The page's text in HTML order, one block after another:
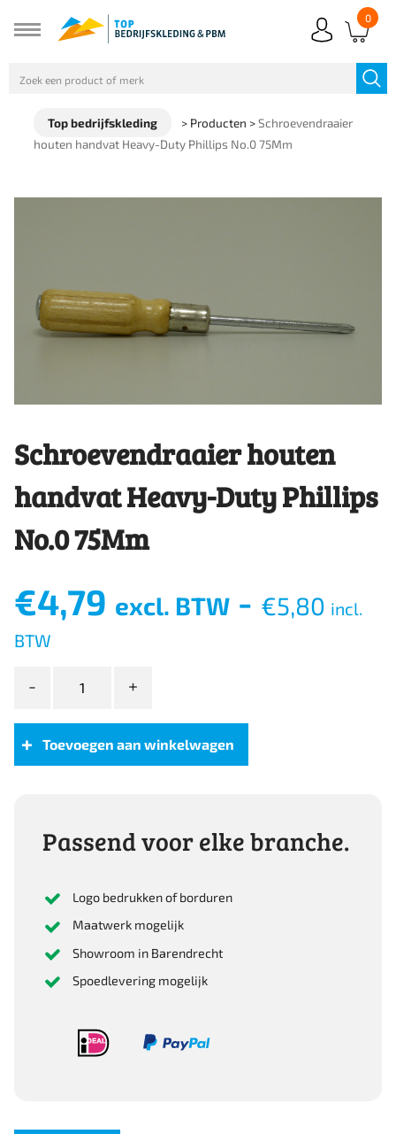
0
Top bedrijfskleding > Producten >Schroevendraaier
houten handvat Heavy-Duty Phillips No.0 75Mm
Schroevendraaier houten
handvat Heavy-Duty Phillips
No.0 75Mm
€4,79 excl. BTW - €5,80 incl.
BTW
houten
Heavy-
aantal
Toevoegen aan winkelwagen
Passend voor elke branche.
Logo bedrukken of borduren
Maatwerk mogelijk
Showroom in Barendrecht
Spoedlevering mogelijk